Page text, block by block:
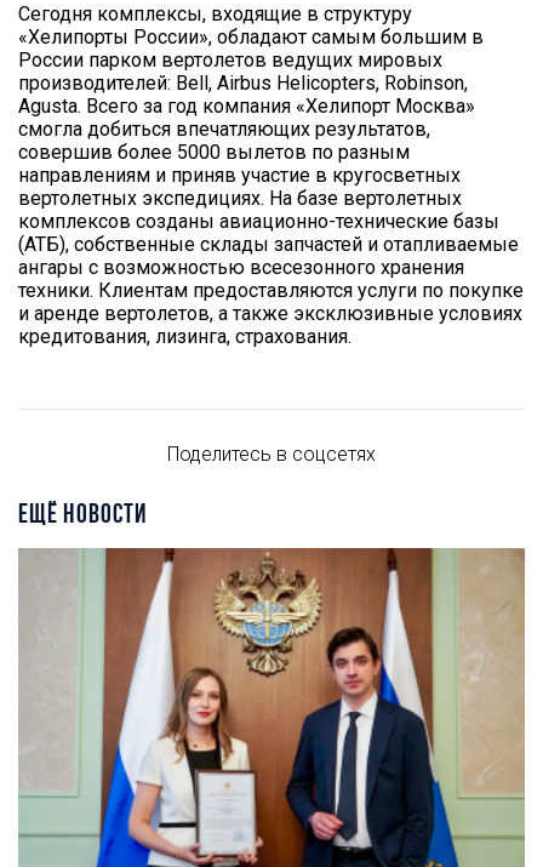
Сегодня комплексы, входящие в структуру
«Хелипорты России», обладают самым большим в
России парком вертолетов ведущих мировых
производителей: Bell, Airbus Helicopters, Robinson,
Agusta. Всего за год компания «Хелипорт Москва»
смогла добиться впечатляющих результатов,
совершив более 5000 вылетов по разным
направлениям и приняв участие в кругосветных
вертолетных экспедициях. На базе вертолетных
комплексов созданы авиационно-технические базы
(АТБ), собственные склады запчастей и отапливаемые
ангары с возможностью всесезонного хранения
техники. Клиентам предоставляются услуги по покупке
и аренде вертолетов, а также эксклюзивные условиях
кредитования, лизинга, страхования.
Поделитесь в соцсетях
ЕЩЁ НОВОСТИ